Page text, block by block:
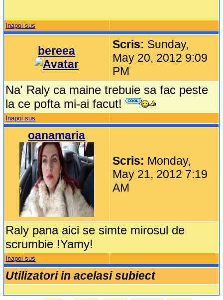
Inapoi sus
bereea Scris: Sunday,
May 20, 2012 9:09
PM
Na' Raly ca maine trebuie sa fac peste
la ce pofta mi-ai facut!
Inapoi sus
oanamaria
Scris: Monday,
May 21, 2012 7:19
AM
Raly pana aici se simte mirosul de
scrumbie !Yamy!
Inapoi sus
Utilizatori in acelasi subiect